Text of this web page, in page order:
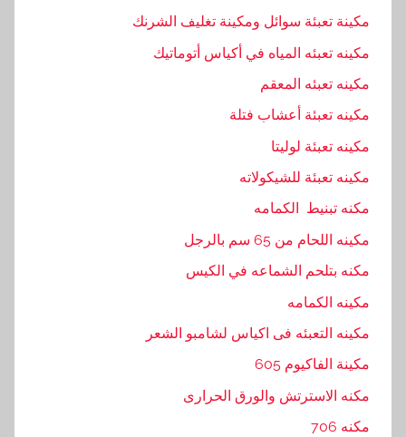
مكينة تعبئة سوائل ومكينة تغليف الشرنك
مكينه تعبئه المياه في أكياس أتوماتيك
مكينه تعبئه المعقم
مكينه تعبئة أعشاب فتلة
مكينه تعبئة لوليتا
مكينه تعبئة للشيكولاته
مكنه تبنيط الكمامه
مكينه اللحام من 65 سم بالرجل
مكنه بتلحم الشماعه في الكيس
مكينه الكمامه
مكينه التعبئه فى اكياس لشامبو الشعر
مكينة الفاكيوم 605
مكنه الاسترتش والورق الحرارى
مكنه 706